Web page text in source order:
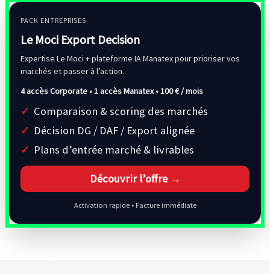
PACK ENTREPRISES
Le Moci Export Decision
Expertise Le Moci + plateforme IA Manatex pour prioriser vos
marchés et passer à l’action.
4 accès Corporate • 1 accès Manatex •100 € / mois
Comparaison & scoring des marchés
Décision DG / DAF / Export alignée
Plans d’entrée marché & livrables
Découvrir l’offre →
Activation rapide • Facture immédiate